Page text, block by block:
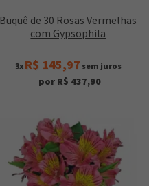
Buquê de 30 Rosas Vermelhas
com Gypsophila
3x R$ 145,97 sem juros
por R$ 437,90